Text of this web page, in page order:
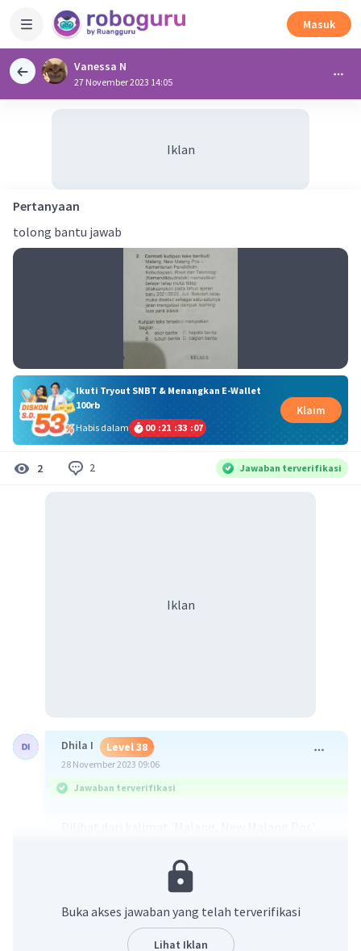
Masuk
Vanessa N
27 November 2023 14:05
Iklan
Pertanyaan
tolong bantu jawab
Ikuti Tryout SNBT & Menangkan E-Wallet
100rb
Habis dalam
00 :21 :33 :07
Klaim
2 2 Jawaban terverifikasi
Iklan
Dhila I Level 38
28 November 2023 09:06
Jawaban terverifikasi
awalan berita, maka kutipan teks tersebut
merupakan kepala berita.
Beri Rating Balas
Buka akses jawaban yang telah terverifikasi
Lihat Iklan